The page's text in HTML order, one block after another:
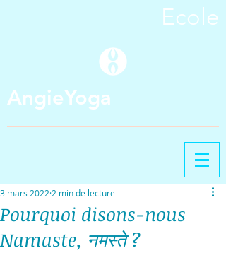
Ecole
AngieYoga
Pourquoi disons-nous
Namaste, नमस्ते ?
3 mars 2022 2 min de lecture